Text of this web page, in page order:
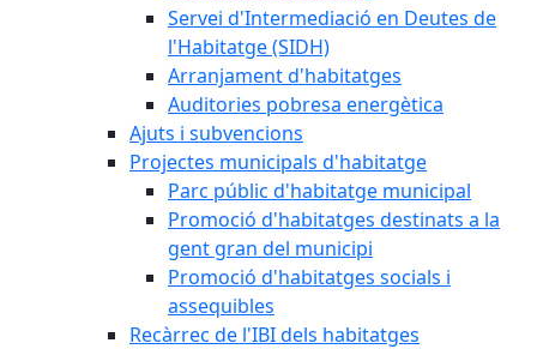
Servei d'Intermediació en Deutes de
l'Habitatge (SIDH)
Arranjament d'habitatges
Auditories pobresa energètica
Ajuts i subvencions
Projectes municipals d'habitatge
Parc públic d'habitatge municipal
Promoció d'habitatges destinats a la
gent gran del municipi
Promoció d'habitatges socials i
assequibles
Recàrrec de l'IBI dels habitatges